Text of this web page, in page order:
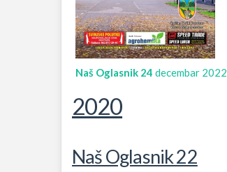
Naš Oglasnik 24 decembar 2022
2020
Naš Oglasnik 22